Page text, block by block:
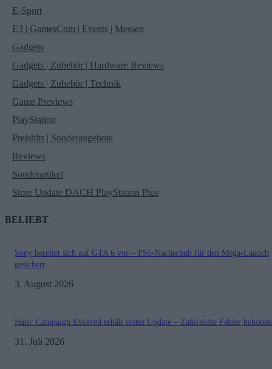
E-Sport
E3 | GamesCom | Events | Messen
Gadgets
Gadgets | Zubehör | Hardware Reviews
Gadgets | Zubehör | Technik
Game Previews
PlayStation
Preishits | Sonderangebote
Reviews
Sonderartikel
Store Update DACH PlayStation Plus
BELIEBT
Sony bereitet sich auf GTA 6 vor – PS5-Nachschub für den Mega-Launch
gesichert
3. August 2026
Halo: Campaign Evolved erhält erstes Update – Zahlreiche Fehler behoben
31. Juli 2026